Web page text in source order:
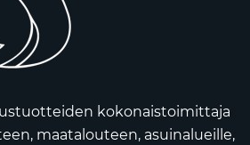
kokonaistoimittaja
maatalouteen, asuinalueille,